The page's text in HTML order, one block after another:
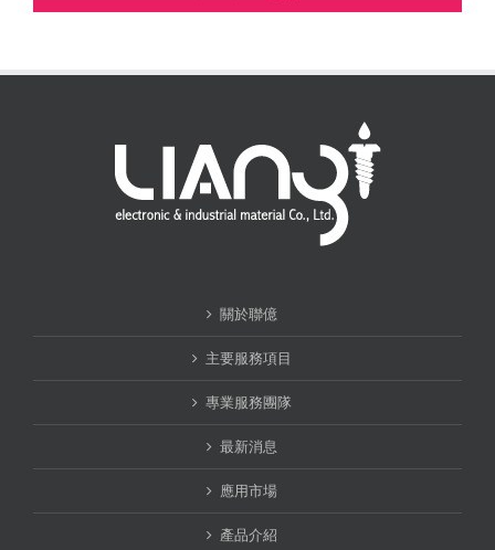
關於聯億
主要服務項目
專業服務團隊
最新消息
應用市場
產品介紹